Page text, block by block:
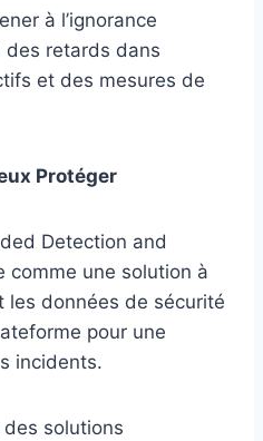
à l’ignorance
des retards dans
et des mesures de
Protéger
Detection and
comme une solution à
les données de sécurité
pour une
incidents.
solutions